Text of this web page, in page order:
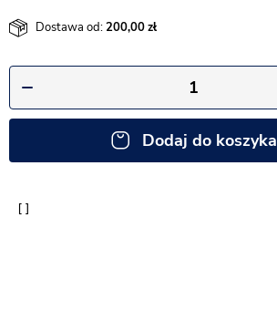
Dostawa od:200,00
Dodaj do koszyka